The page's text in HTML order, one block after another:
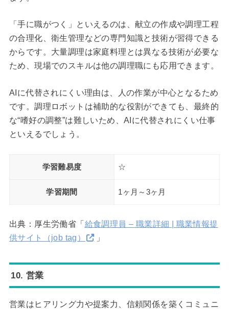
「手に職がつく」といえるのは、献立の作成や調理工程
の合理化、衛生管理などの専門知識と技術が習得できる
からです。大量調理は家庭料理とは異なる技術が必要な
ため、現場でのスキルは他の調理職にも応用できます。
AIに代替されにくい理由は、人の作業が中心となるため
です。調理ロボットは補助的な役割ができても、最終的
な“嗜好の調整”は難しいため、AIに代替されにくい仕事
といえるでしょう。
学習難易度 ☆
学習期間 1ヶ月～3ヶ月
出典：厚生労働省「 給食調理員 – 職業詳細 | 職業情報提
供サイト（job tag）
」
10. 営業
営業はヒアリング力や提案力、信頼関係を築くコミュニ